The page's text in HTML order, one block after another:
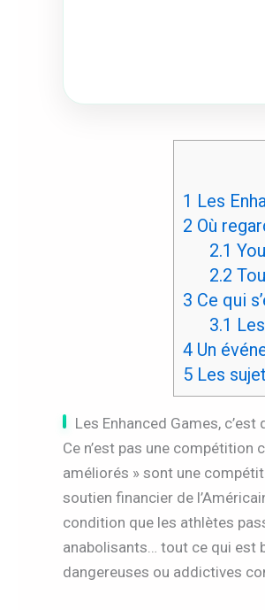
1 Les
2 Où
2.1
2.2
3 Ce qui
3.1
4 Un
5 Les
Les Enhanced Games,
Ce n’est pas une compétition
améliorés » sont une
soutien financier de
condition que les athlètes
anabolisants… tout ce qui est
dangereuses ou addictives